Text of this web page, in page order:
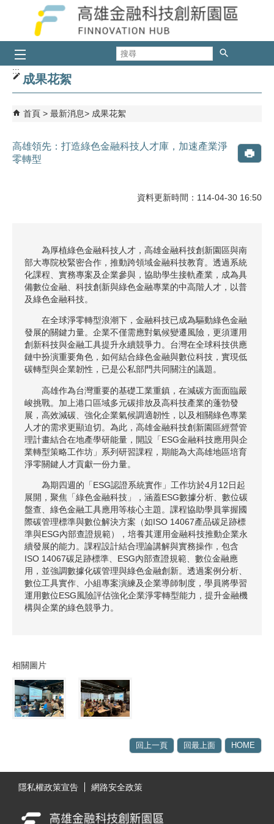
跳到主要內容區塊
:::
成果花絮
首頁 最新消息 成果花絮
高雄領先：打造綠色金融科技人才庫，加速產業淨
零轉型
資料更新時間：114-04-30 16:50
為厚植綠色金融科技人才，高雄金融科技創新園區與南
部大專院校緊密合作，推動跨領域金融科技教育。透過系統
化課程、實務專案及企業參與，協助學生接軌產業，成為具
備數位金融、科技創新與綠色金融專業的中高階人才，以普
及綠色金融科技。
在全球淨零轉型浪潮下，金融科技已成為驅動綠色金融
發展的關鍵力量。企業不僅需應對氣候變遷風險，更須運用
創新科技與金融工具提升永續競爭力。台灣在全球科技供應
鏈中扮演重要角色，如何結合綠色金融與數位科技，實現低
碳轉型與企業韌性，已是公私部門共同關注的議題。
高雄作為台灣重要的基礎工業重鎮，在減碳方面面臨嚴
峻挑戰。加上港口區域多元碳排放及高科技產業的蓬勃發
展，高效減碳、強化企業氣候調適韌性，以及相關綠色專業
人才的需求更顯迫切。為此，高雄金融科技創新園區經營管
理計畫結合在地產學研能量，開設「ESG金融科技應用與企
業轉型策略工作坊」系列研習課程，期能為大高雄地區培育
淨零關鍵人才貢獻一份力量。
為期四週的「ESG認證系統實作」工作坊於4月12日起
展開，聚焦「綠色金融科技」，涵蓋ESG數據分析、數位碳
盤查、綠色金融工具應用等核心主題。課程協助學員掌握國
際碳管理標準與數位解決方案（如ISO 14067產品碳足跡標
準與ESG內部查證規範），培養其運用金融科技推動企業永
續發展的能力。課程設計結合理論講解與實務操作，包含
ISO 14067碳足跡標準、ESG內部查證規範、數位金融應
用，並強調數據化碳管理與綠色金融創新。透過案例分析、
數位工具實作、小組專案演練及企業導師制度，學員將學習
運用數位ESG風險評估強化企業淨零轉型能力，提升金融機
構與企業的綠色競爭力。
相關圖片
回上一頁 回最上面 HOME
隱私權政策宣告
網路安全政策